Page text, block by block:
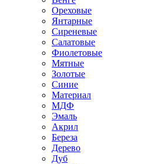
Ореховые
Янтарные
Сиреневые
Салатовые
Фиолетовые
Мятные
Золотые
Синие
Материал
МДФ
Эмаль
Акрил
Береза
Дерево
Дуб